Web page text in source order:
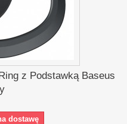
z Podstawką Baseus
dostawę